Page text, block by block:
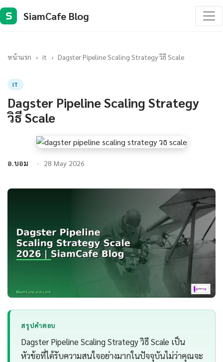
S SiamCafe Blog
หน้าแรก › it › Dagster Pipeline Scaling Strategy วิธี Scale
IT
Dagster Pipeline Scaling Strategy
วิธี Scale
อ.บอม 28 May 2026
สรุปคำตอบ
Dagster Pipeline Scaling Strategy วิธี Scale เป็น
หัวข้อที่ได้รับความสนใจอย่างมากในปัจจุบันไม่ว่าคุณจะ